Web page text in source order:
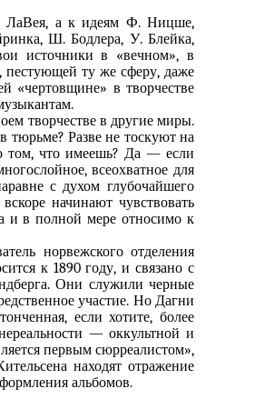
ЛаВея, а к идеям Ф. Ницше,
Ш. Бодлера, У. Блейка,
источники в «вечном», в
пестующей ту же сферу, даже
«чертовщине» в творчестве
творчестве в другие миры.
тюрьме? Разве не тоскуют на
о том, что имеешь? Да — если
всеохватное для
с духом глубочайшего
начинают чувствовать
и в полной мере относимо к
норвежского отделения
к 1890 году, и связано с
Они служили черные
участие. Но Дагни
если хотите, более
— оккультной и
первым сюрреалистом»,
находят отражение
альбомов.